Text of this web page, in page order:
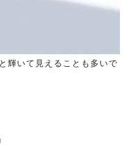
輝いて見えることも多いで